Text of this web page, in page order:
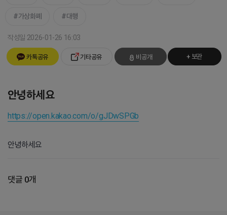
가상화폐 대행
작성일 2026-01-26 16:03
카톡공유 기타공유 비공개 + 보관
안녕하세요
https://open.kakao.com/o/gJDwSPGb
안녕하세요
댓글 0개